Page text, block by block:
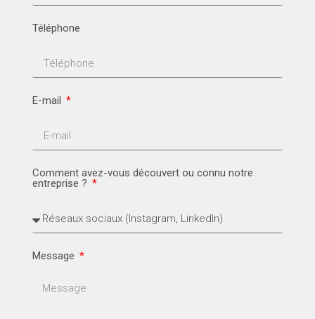
Téléphone
E-mail
Comment avez-vous découvert ou connu notre
entreprise ?
Message